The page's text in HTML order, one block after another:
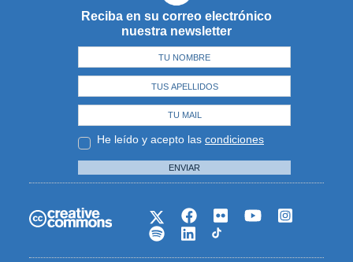
Reciba en su correo electrónico
nuestra newsletter
He leído y acepto las condiciones
ENVIAR